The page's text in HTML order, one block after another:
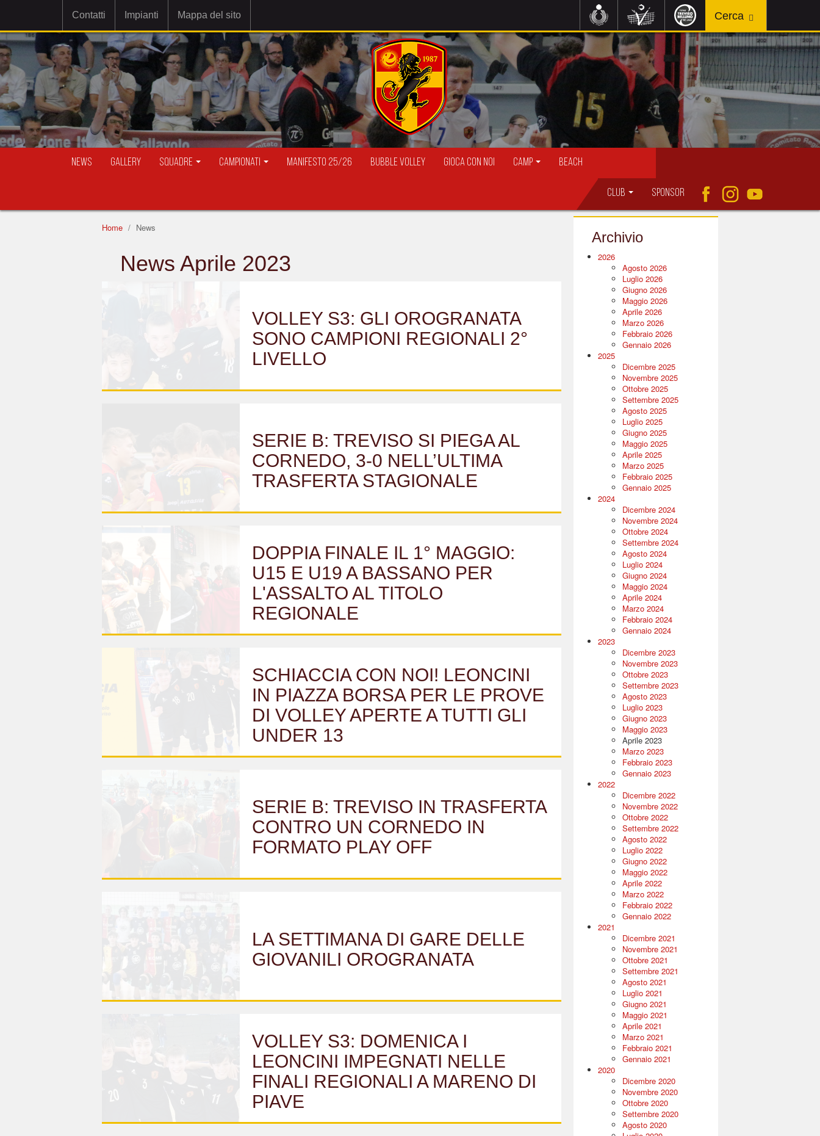
Contatti Impianti Mappa del sito
News Gallery Squadre Campionati Manifesto 25/26 Bubble Volley Gioca con Noi Camp Beach
Club Sponsor
Home News
News Aprile 2023
VOLLEY S3: GLI OROGRANATA
SONO CAMPIONI REGIONALI 2°
LIVELLO
SERIE B: TREVISO SI PIEGA AL
CORNEDO, 3-0 NELL’ULTIMA
TRASFERTA STAGIONALE
DOPPIA FINALE IL 1° MAGGIO:
U15 E U19 A BASSANO PER
L'ASSALTO AL TITOLO
REGIONALE
SCHIACCIA CON NOI! LEONCINI
IN PIAZZA BORSA PER LE PROVE
DI VOLLEY APERTE A TUTTI GLI
UNDER 13
SERIE B: TREVISO IN TRASFERTA
CONTRO UN CORNEDO IN
FORMATO PLAY OFF
LA SETTIMANA DI GARE DELLE
GIOVANILI OROGRANATA
VOLLEY S3: DOMENICA I
LEONCINI IMPEGNATI NELLE
FINALI REGIONALI A MARENO DI
PIAVE
Archivio
2026
Agosto 2026
Luglio 2026
Giugno 2026
Maggio 2026
Aprile 2026
Marzo 2026
Febbraio 2026
Gennaio 2026
2025
Dicembre 2025
Novembre 2025
Ottobre 2025
Settembre 2025
Agosto 2025
Luglio 2025
Giugno 2025
Maggio 2025
Aprile 2025
Marzo 2025
Febbraio 2025
Gennaio 2025
2024
Dicembre 2024
Novembre 2024
Ottobre 2024
Settembre 2024
Agosto 2024
Luglio 2024
Giugno 2024
Maggio 2024
Aprile 2024
Marzo 2024
Febbraio 2024
Gennaio 2024
2023
Dicembre 2023
Novembre 2023
Ottobre 2023
Settembre 2023
Agosto 2023
Luglio 2023
Giugno 2023
Maggio 2023
Aprile 2023
Marzo 2023
Febbraio 2023
Gennaio 2023
2022
Dicembre 2022
Novembre 2022
Ottobre 2022
Settembre 2022
Agosto 2022
Luglio 2022
Giugno 2022
Maggio 2022
Aprile 2022
Marzo 2022
Febbraio 2022
Gennaio 2022
2021
Dicembre 2021
Novembre 2021
Ottobre 2021
Settembre 2021
Agosto 2021
Luglio 2021
Giugno 2021
Maggio 2021
Aprile 2021
Marzo 2021
Febbraio 2021
Gennaio 2021
2020
Dicembre 2020
Novembre 2020
Ottobre 2020
Settembre 2020
Agosto 2020